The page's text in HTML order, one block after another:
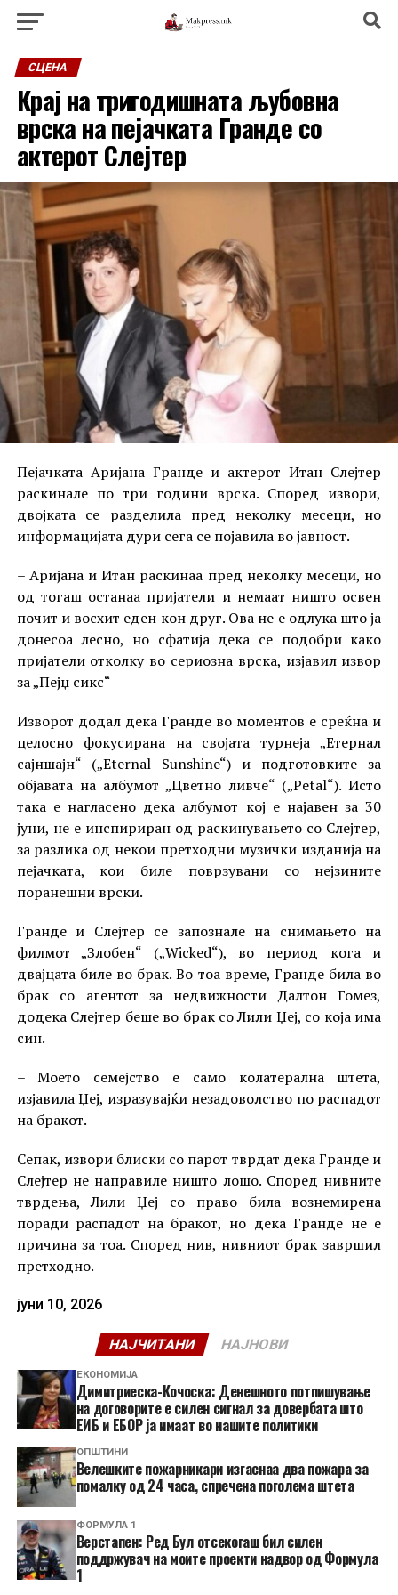
СЦЕНА
Крај на тригодишната љубовна
врска на пејачката Гранде со
актерот Слејтер
Пејачката Аријана Гранде и актерот Итан Слејтер
раскинале по три години врска. Според извори,
двојката се разделила пред неколку месеци, но
информацијата дури сега се појавила во јавност.
– Аријана и Итан раскинаа пред неколку месеци, но
од тогаш останаа пријатели и немаат ништо освен
почит и восхит еден кон друг. Ова не е одлука што ја
донесоа лесно, но сфатија дека се подобри како
пријатели отколку во сериозна врска, изјавил извор
за „Пејџ сикс“
Изворот додал дека Гранде во моментов е среќна и
целосно фокусирана на својата турнеја „Етернал
сајншајн“ („Eternal Sunshine“) и подготовките за
објавата на албумот „Цветно ливче“ („Petal“). Исто
така е нагласено дека албумот кој е најавен за 30
јуни, не е инспириран од раскинувањето со Слејтер,
за разлика од некои претходни музички изданија на
пејачката, кои биле поврзувани со нејзините
поранешни врски.
Гранде и Слејтер се запознале на снимањето на
филмот „Злобен“ („Wicked“), во период кога и
двајцата биле во брак. Во тоа време, Гранде била во
брак со агентот за недвижности Далтон Гомез,
додека Слејтер беше во брак со Лили Џеј, со која има
син.
– Моето семејство е само колатерална штета,
изјавила Џеј, изразувајќи незадоволство по распадот
на бракот.
Сепак, извори блиски со парот тврдат дека Гранде и
Слејтер не направиле ништо лошо. Според нивните
тврдења, Лили Џеј со право била вознемирена
поради распадот на бракот, но дека Гранде не е
причина за тоа. Според нив, нивниот брак завршил
претходно.
јуни 10, 2026
НАЈЧИТАНИ НАЈНОВИ
ЕКОНОМИЈА
Димитриеска-Кочоска: Денешното потпишување
на договорите е силен сигнал за довербата што
ЕИБ и ЕБОР ја имаат во нашите политики
ОПШТИНИ
Велешките пожарникари изгаснаа два пожара за
помалку од 24 часа, спречена поголема штета
ФОРМУЛА 1
Верстапен: Ред Бул отсекогаш бил силен
поддржувач на моите проекти надвор од Формула
1